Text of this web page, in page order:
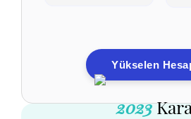
Yükselen
2023